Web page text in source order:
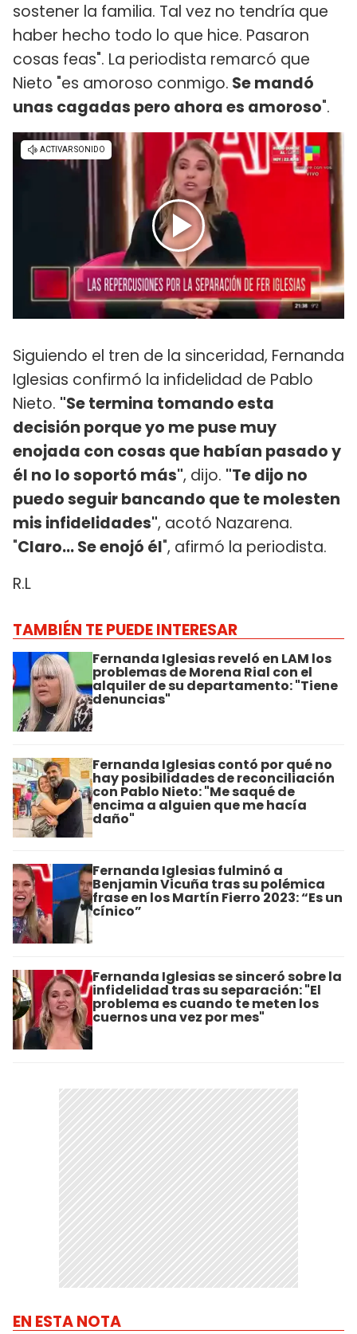
sostener la familia. Tal vez no tendría que
haber hecho todo lo que hice. Pasaron
cosas feas". La periodista remarcó que
Nieto "es amoroso conmigo. Se mandó
unas cagadas pero ahora es amoroso".
Siguiendo el tren de la sinceridad, Fernanda
Iglesias confirmó la infidelidad de Pablo
Nieto. "Se termina tomando esta
decisión porque yo me puse muy
enojada con cosas que habían pasado y
él no lo soportó más", dijo. "Te dijo no
puedo seguir bancando que te molesten
mis infidelidades", acotó Nazarena.
"Claro... Se enojó él", afirmó la periodista.
R.L
TAMBIÉN TE PUEDE INTERESAR
Fernanda Iglesias reveló en LAM los
problemas de Morena Rial con el
alquiler de su departamento: "Tiene
denuncias"
Fernanda Iglesias contó por qué no
hay posibilidades de reconciliación
con Pablo Nieto: "Me saqué de
encima a alguien que me hacía
daño"
Fernanda Iglesias fulminó a
Benjamin Vicuña tras su polémica
frase en los Martín Fierro 2023: “Es un
cínico”
Fernanda Iglesias se sinceró sobre la
infidelidad tras su separación: "El
problema es cuando te meten los
cuernos una vez por mes"
EN ESTA NOTA